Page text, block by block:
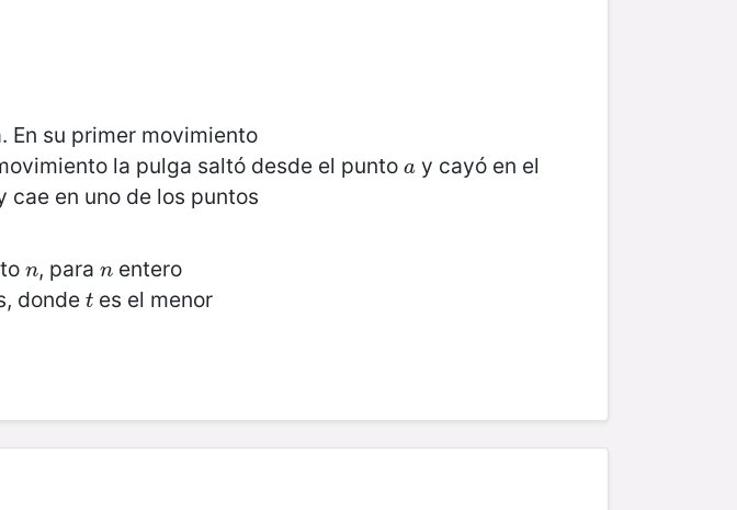
En su primer movimiento
la pulga saltó desde el punto a
a y cayó en el
cae en uno de los puntos
n
n, paran
n entero
donde t
t es el menor